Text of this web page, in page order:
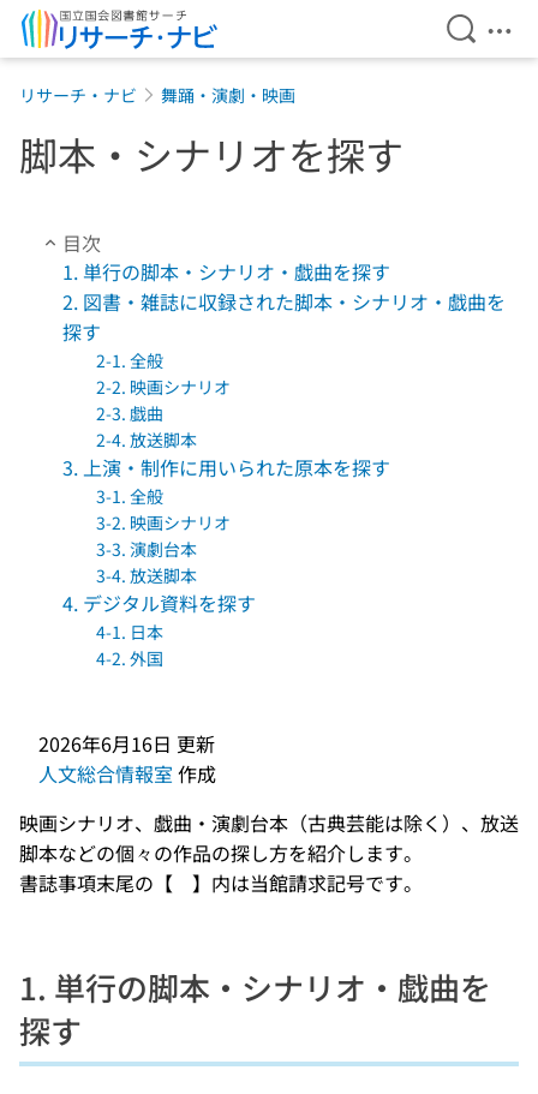
検索を
メ
リサーチ・ナビ 舞踊・演劇・映画
脚本・シナリオを探す
目次
1. 単行の脚本・シナリオ・戯曲を探す
2. 図書・雑誌に収録された脚本・シナリオ・戯曲を
探す
2-1. 全般
2-2. 映画シナリオ
2-3. 戯曲
2-4. 放送脚本
3. 上演・制作に用いられた原本を探す
3-1. 全般
3-2. 映画シナリオ
3-3. 演劇台本
3-4. 放送脚本
4. デジタル資料を探す
4-1. 日本
4-2. 外国
2026年6月16日 更新
人文総合情報室 作成
映画シナリオ、戯曲・演劇台本（古典芸能は除く）、放送
脚本などの個々の作品の探し方を紹介します。
書誌事項末尾の【 】内は当館請求記号です。
1. 単行の脚本・シナリオ・戯曲を
探す